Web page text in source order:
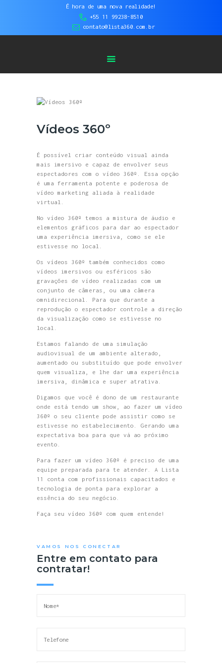
É hora de uma nova realidade!
+55 11 99238-8510
contato@lista360.com.br
Lista 360 - Tour Virtual | Vídeos 360° |
Fotos Aéreas
HOME
SOBRE NÓS
CONTATO
Vídeos 360º
É possível criar conteúdo visual ainda
mais imersivo e capaz de envolver seus
espectadores com o vídeo 360º. Essa opção
é uma ferramenta potente e poderosa de
vídeo marketing aliada à realidade
virtual.
No vídeo 360º temos a mistura de áudio e
elementos gráficos para dar ao espectador
uma experiência imersiva, como se ele
estivesse no local.
Os vídeos 360º também conhecidos como
vídeos imersivos ou esféricos são
gravações de vídeo realizadas com um
conjunto de câmeras, ou uma câmera
omnidirecional. Para que durante a
reprodução o espectador controle a direção
da visualização como se estivesse no
local.
Estamos falando de uma simulação
audiovisual de um ambiente alterado,
aumentado ou substituído que pode envolver
quem visualiza, e lhe dar uma experiência
imersiva, dinâmica e super atrativa.
Digamos que você é dono de um restaurante
onde está tendo um show, ao fazer um vídeo
360º o seu cliente pode assistir como se
estivesse no estabelecimento. Gerando uma
expectativa boa para que vá ao próximo
evento.
Para fazer um vídeo 360º é preciso de uma
equipe preparada para te atender. A Lista
11 conta com profissionais capacitados e
tecnologia de ponta para explorar a
essência do seu negócio.
Faça seu vídeo 360º com quem entende!
VAMOS NOS CONECTAR
Entre em contato para
contratar!